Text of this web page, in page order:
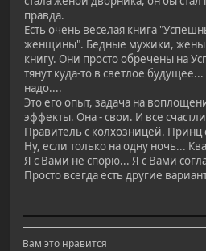
правда.
Есть очень веселая книга
женщины". Бедные мужики, жены
книгу. Они просто обречены на
тянут куда-то в светлое
надо....
Это его опыт, задача на
эффекты. Она - свои. И все
Правитель с колхозницей. Принц
Ну, если только на одну ночь...
Я с Вами не спорю... Я с Вами
Просто всегда есть другие
Вам это нравится